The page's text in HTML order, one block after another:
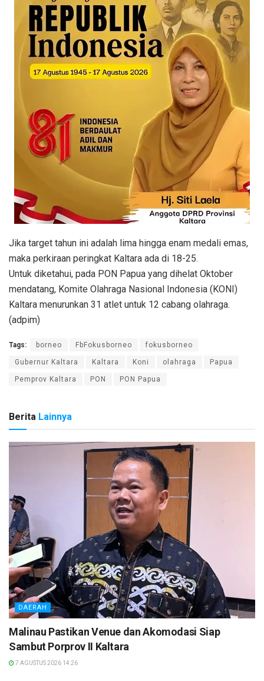
Jika target tahun ini adalah lima hingga enam medali emas,
maka perkiraan peringkat Kaltara ada di 18-25.
Untuk diketahui, pada PON Papua yang dihelat Oktober
mendatang, Komite Olahraga Nasional Indonesia (KONI)
Kaltara menurunkan 31 atlet untuk 12 cabang olahraga.
(adpim)
Tags: borneo FbFokusborneo fokusborneo
Gubernur Kaltara Kaltara Koni olahraga Papua
Pemprov Kaltara PON PON Papua
Berita Lainnya
DAERAH
Malinau Pastikan Venue dan Akomodasi Siap
Sambut Porprov II Kaltara
7 AGUSTUS 2026 14:26